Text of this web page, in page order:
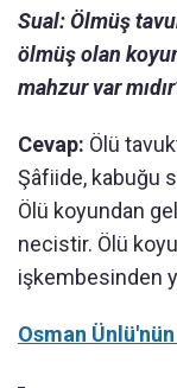
Sual: Ölmüş
ölmüş olan
mahzur var
Cevap: Ölü
Şâfiide, kabuğu
Ölü koyundan
necistir. Ölü
işkembesinden
Osman